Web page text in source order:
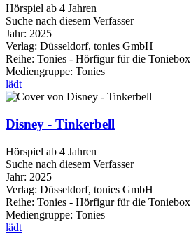
Hörspiel ab 4 Jahren
Suche nach diesem Verfasser
Jahr: 2025
Verlag: Düsseldorf, tonies GmbH
Reihe: Tonies - Hörfigur für die Toniebox
Mediengruppe: Tonies
lädt
Disney - Tinkerbell
Hörspiel ab 4 Jahren
Suche nach diesem Verfasser
Jahr: 2025
Verlag: Düsseldorf, tonies GmbH
Reihe: Tonies - Hörfigur für die Toniebox
Mediengruppe: Tonies
lädt